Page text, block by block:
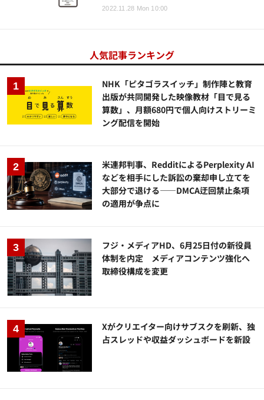
2022.11.28 Mon 10:00
人気記事ランキング
NHK「ピタゴラスイッチ」制作陣と教育
出版が共同開発した映像教材「目で見る
算数」、月額680円で個人向けストリーミ
ング配信を開始
米連邦判事、RedditによるPerplexity AI
などを相手にした訴訟の棄却申し立てを
大部分で退ける——DMCA迂回禁止条項
の適用が争点に
フジ・メディアHD、6月25日付の新役員
体制を内定 メディアコンテンツ強化へ
取締役構成を変更
Xがクリエイター向けサブスクを刷新、独
占スレッドや収益ダッシュボードを新設